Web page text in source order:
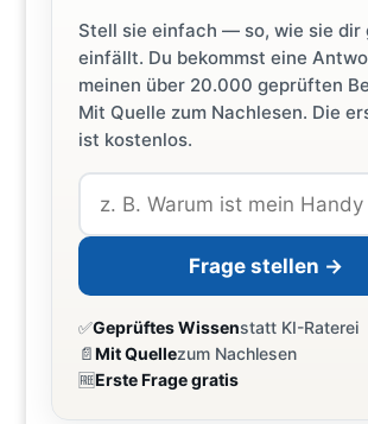
Stell sie einfach — so, wie sie dir
einfällt. Du bekommst eine
meinen über 20.000 geprüften
Mit Quelle zum Nachlesen. Die
ist kostenlos.
Frage stellen →
✅Geprüftes Wissenstatt KI-Raterei
📄Mit Quellezum Nachlesen
🆓Erste Frage gratis